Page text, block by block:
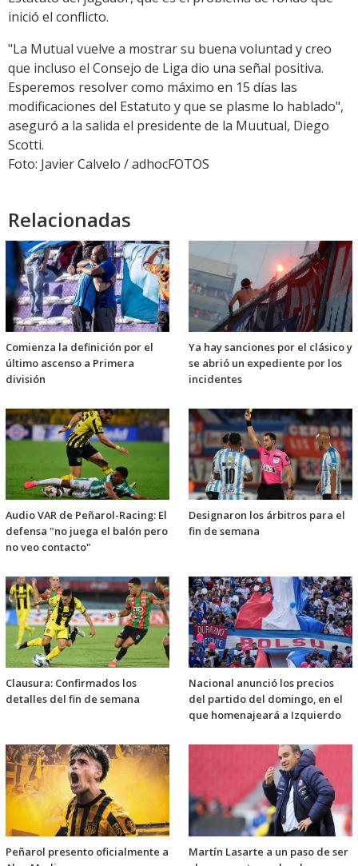
inició el conflicto.
"La Mutual vuelve a mostrar su buena voluntad y creo
que incluso el Consejo de Liga dio una señal positiva.
Esperemos resolver como máximo en 15 días las
modificaciones del Estatuto y que se plasme lo hablado",
aseguró a la salida el presidente de la Muutual, Diego
Scotti.
Foto: Javier Calvelo / adhocFOTOS
Relacionadas
Comienza la definición por el
último ascenso a Primera
división
Ya hay sanciones por el clásico y
se abrió un expediente por los
incidentes
Audio VAR de Peñarol-Racing: El
defensa "no juega el balón pero
no veo contacto"
Designaron los árbitros para el
fin de semana
Clausura: Confirmados los
detalles del fin de semana
Nacional anunció los precios
del partido del domingo, en el
que homenajeará a Izquierdo
Peñarol presento oficialmente a
Martín Lasarte a un paso de ser